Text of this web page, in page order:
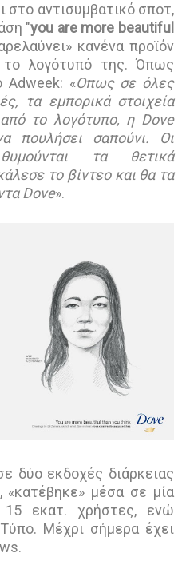
στο αντισυμβατικό σποτ,
"you are more beautiful
κανένα προϊόν
λογότυπό της. Όπως
Adweek: «Οπως σε όλες
τα εμπορικά στοιχεία
το λογότυπο, η Dove
πουλήσει σαπούνι. Οι
τα θετικά
το βίντεο και θα τα
Dove».
δύο εκδοχές διάρκειας
«κατέβηκε» μέσα σε μία
15 εκατ. χρήστες, ενώ
Μέχρι σήμερα έχει